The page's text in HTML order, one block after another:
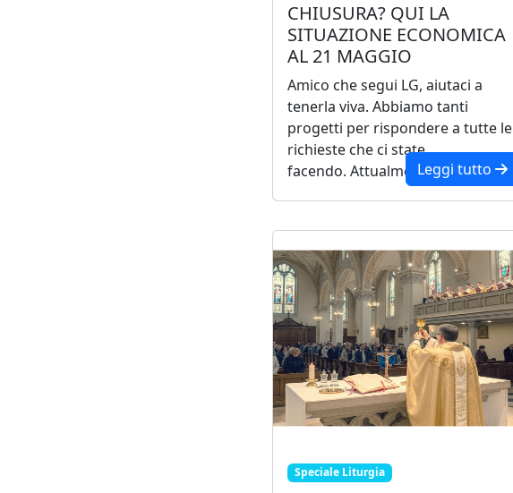
CHIUSURA? QUI LA
SITUAZIONE ECONOMICA
AL 21 MAGGIO
Amico che segui LG, aiutaci a
tenerla viva. Abbiamo tanti
progetti per rispondere a tutte le
richieste che ci state
facendo. Attualmente agli abb...
Leggi tutto
Speciale Liturgia